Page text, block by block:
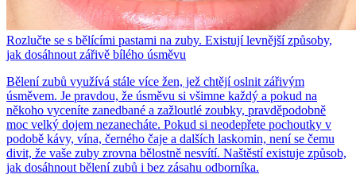
Rozlučte se s bělícími pastami na zuby. Existují levnější způsoby,
jak dosáhnout zářivě bílého úsměvu
Bělení zubů využívá stále více žen, jež chtějí oslnit zářivým
úsměvem. Je pravdou, že úsměvu si všimne každý a pokud na
někoho vyceníte zanedbané a zažloutlé zoubky, pravděpodobně
moc velký dojem nezanecháte. Pokud si neodepřete pochoutky v
podobě kávy, vína, černého čaje a dalších laskomin, není se čemu
divit, že vaše zuby zrovna bělostně nesvítí. Naštěstí existuje způsob,
jak dosáhnout bělení zubů i bez zásahu odborníka.